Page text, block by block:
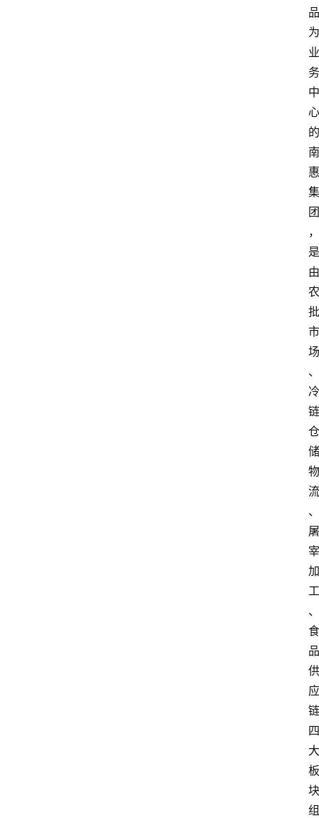
品
为
业
务
中
心
的
南
惠
集
团
，
是
由
农
批
市
场
、
冷
链
仓
储
物
流
、
屠
宰
加
工
、
食
品
供
应
链
四
大
板
块
组